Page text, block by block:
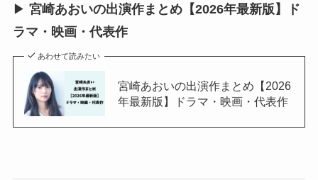
▶ 宮崎あおいの出演作まとめ【2026年最新版】ド
ラマ・映画・代表作
あわせて読みたい
宮崎あおいの出演作まとめ【2026
年最新版】ドラマ・映画・代表作